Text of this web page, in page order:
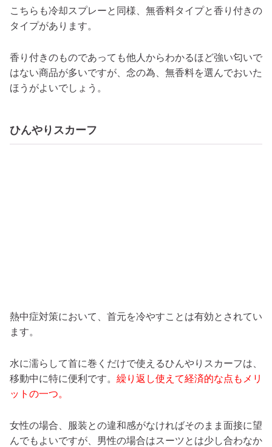
こちらも冷却スプレーと同様、無香料タイプと香り付きの
タイプがあります。
香り付きのものであっても他人からわかるほど強い匂いで
はない商品が多いですが、念の為、無香料を選んでおいた
ほうがよいでしょう。
ひんやりスカーフ
熱中症対策において、首元を冷やすことは有効とされてい
ます。
水に濡らして首に巻くだけで使えるひんやりスカーフは、
移動中に特に便利です。 繰り返し使えて経済的な点もメリ
ットの一つ。
女性の場合、服装との違和感がなければそのまま面接に望
んでもよいですが、男性の場合はスーツとは少し合わなか